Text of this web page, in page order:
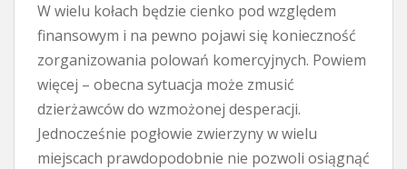
W wielu kołach będzie cienko pod względem
finansowym i na pewno pojawi się konieczność
zorganizowania polowań komercyjnych. Powiem
więcej – obecna sytuacja może zmusić
dzierżawców do wzmożonej desperacji.
Jednocześnie pogłowie zwierzyny w wielu
miejscach prawdopodobnie nie pozwoli osiągnąć